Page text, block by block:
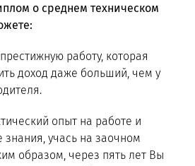
о среднем техническом
работу, которая
доход даже больший, чем у
опыт на работе и
знания, учась на заочном
образом, через пять лет Вы